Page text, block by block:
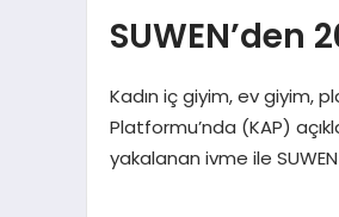
SUWEN’den
Kadın iç giyim, ev giyim,
Platformu’nda (KAP)
yakalanan ivme ile